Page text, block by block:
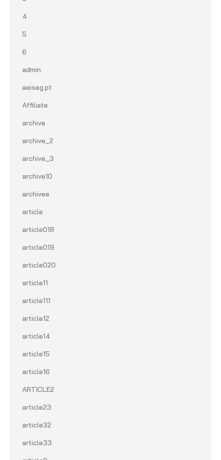
4
5
6
admin
aeiseg.pt
Affiliate
archive
archive_2
archive_3
archive10
archivee
article
article018
article019
article020
article11
article111
article12
article14
article15
article16
ARTICLE2
article23
article32
article33